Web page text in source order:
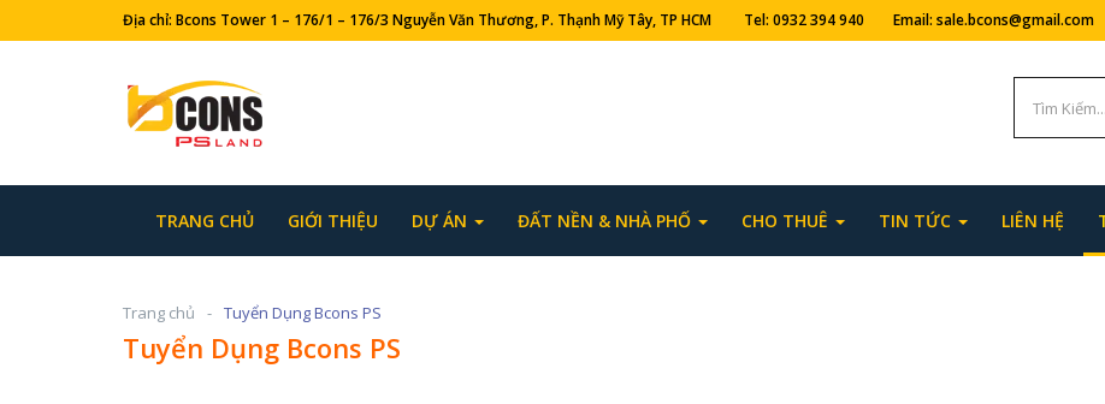
Địa chỉ: Bcons Tower 1 – 176/1 – 176/3 Nguyễn Văn Thương, P. Thạnh Mỹ Tây, TP HCM Tel: 0932 394 940 Email:
TRANG CHỦ GIỚI THIỆU DỰ ÁN ĐẤT NỀN & NHÀ PHỐ CHO THUÊ TIN TỨC LIÊN HỆ
Trang chủ Tuyển Dụng Bcons PS
Tuyển Dụng Bcons PS